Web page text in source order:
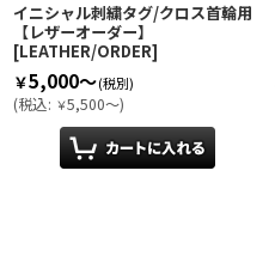
イニシャル刺繍タグ/クロス首輪用
【レザーオーダー】
[LEATHER/ORDER]
￥5,000～(税別)
(税込: ￥5,500～)